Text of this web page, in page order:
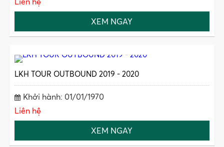
XEM NGAY
LKH TOUR OUTBOUND 2019 - 2020
Khởi hành: 01/01/1970
Liên hệ
XEM NGAY